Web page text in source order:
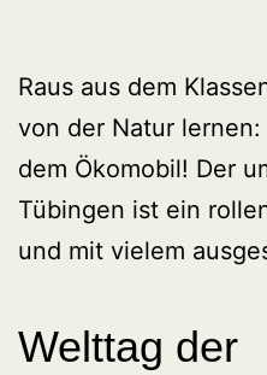
Raus aus dem
von der Natur
dem Ökomobil! Der
Tübingen ist ein
und mit vielem
Welttag der